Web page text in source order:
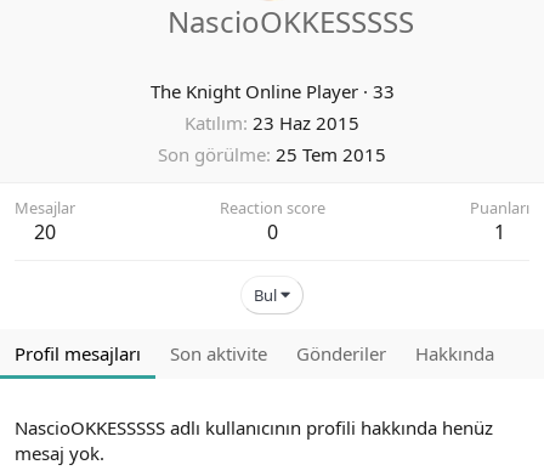
NascioOKKESSSSS
The Knight Online Player · 33
Katılım 23 Haz 2015
Son görülme 25 Tem 2015
Mesajlar
20
Reaction score
0
Puanları
1
Bul
Profil mesajları Son aktivite Gönderiler Hakkında
NascioOKKESSSSS adlı kullanıcının profili hakkında henüz
mesaj yok.